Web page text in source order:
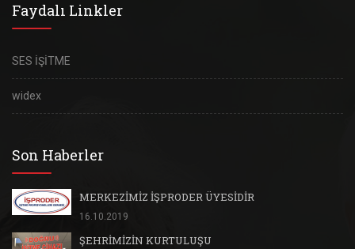
Faydalı Linkler
SES İŞİTME
widex
Son Haberler
MERKEZİMİZ İŞPRODER ÜYESİDİR
16.10.2019
ŞEHRİMİZİN KURTULUŞU